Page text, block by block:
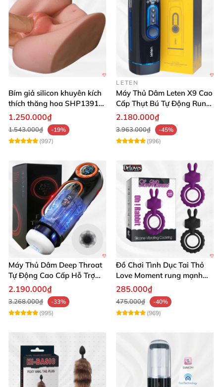
Bím giả silicon khuyên kích
thích thăng hoa SHP1391
ShopHanhPhuc
1.250.000₫
1.543.000₫
-19%
(997)
LETEN
Máy Thủ Dâm Leten X9 Cao
Cấp Thụt Bú Tự Động Rung
Rên
2.180.000₫
3.963.000₫
-45%
(996)
Máy Thủ Dâm Deep Throat
Tự Động Cao Cấp Hỗ Trợ
Gắn Tường
2.190.000₫
3.268.000₫
-33%
(995)
Đồ Chơi Tình Dục Tai Thỏ
Love Moment rung mạnh
mẽ êm ái
285.000₫
475.000₫
-40%
(969)